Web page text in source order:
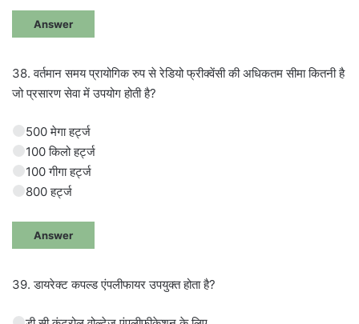
Answer
38. वर्तमान समय प्रायोगिक रुप से रेडियो फ्रीक्वेंसी की अधिकतम सीमा कितनी है
जो प्रसारण सेवा में उपयोग होती है?
500 मेगा हर्ट्ज
100 किलो हर्ट्ज
100 गीगा हर्ट्ज
800 हर्ट्ज
Answer
39. डायरेक्ट कपल्ड एंपलीफायर उपयुक्त होता है?